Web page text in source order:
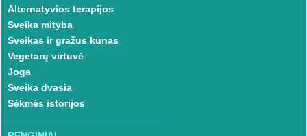
Alternatyvios terapijos
Sveika mityba
Sveikas ir gražus kūnas
Vegetarų virtuvė
Joga
Sveika dvasia
Sėkmės istorijos